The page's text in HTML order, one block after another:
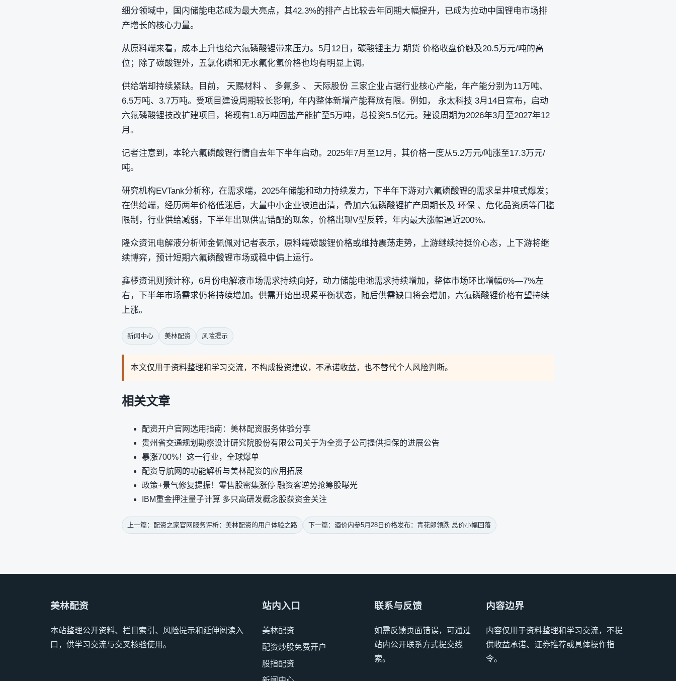
细分领域中，国内储能电芯成为最大亮点，其42.3%的排产占比较去年同期大幅提升，已成为拉动中国锂电市场排
产增长的核心力量。
从原料端来看，成本上升也给六氟磷酸锂带来压力。5月12日，碳酸锂主力 期货 价格收盘价触及20.5万元/吨的高
位；除了碳酸锂外，五氯化磷和无水氟化氢价格也均有明显上调。
供给端却持续紧缺。目前， 天赐材料 、 多氟多 、 天际股份 三家企业占据行业核心产能，年产能分别为11万吨、
6.5万吨、3.7万吨。受项目建设周期较长影响，年内整体新增产能释放有限。例如， 永太科技 3月14日宣布，启动
六氟磷酸锂技改扩建项目，将现有1.8万吨固盐产能扩至5万吨，总投资5.5亿元。建设周期为2026年3月至2027年12
月。
记者注意到，本轮六氟磷酸锂行情自去年下半年启动。2025年7月至12月，其价格一度从5.2万元/吨涨至17.3万元/
吨。
研究机构EVTank分析称，在需求端，2025年储能和动力持续发力，下半年下游对六氟磷酸锂的需求呈井喷式爆发；
在供给端，经历两年价格低迷后，大量中小企业被迫出清，叠加六氟磷酸锂扩产周期长及 环保 、危化品资质等门槛
限制，行业供给减弱，下半年出现供需错配的现象，价格出现V型反转，年内最大涨幅逼近200%。
隆众资讯电解液分析师金佩佩对记者表示，原料端碳酸锂价格或维持震荡走势，上游继续持挺价心态，上下游将继
续博弈，预计短期六氟磷酸锂市场或稳中偏上运行。
鑫椤资讯则预计称，6月份电解液市场需求持续向好，动力储能电池需求持续增加，整体市场环比增幅6%—7%左
右，下半年市场需求仍将持续增加。供需开始出现紧平衡状态，随后供需缺口将会增加，六氟磷酸锂价格有望持续
上涨。
新闻中心 美林配资 风险提示
本文仅用于资料整理和学习交流，不构成投资建议，不承诺收益，也不替代个人风险判断。
相关文章
配资开户官网选用指南：美林配资服务体验分享
贵州省交通规划勘察设计研究院股份有限公司关于为全资子公司提供担保的进展公告
暴涨700%！这一行业，全球爆单
配资导航网的功能解析与美林配资的应用拓展
政策+景气修复提振！零售股密集涨停 融资客逆势抢筹股曝光
IBM重金押注量子计算 多只高研发概念股获资金关注
上一篇：配资之家官网服务评析：美林配资的用户体验之路 下一篇：酒价内参5月28日价格发布：青花郎领跌 总价小幅回落
美林配资
本站整理公开资料、栏目索引、风险提示和延伸阅读入
口，供学习交流与交叉核验使用。
站内入口
美林配资
配资炒股免费开户
股指配资
联系与反馈
如需反馈页面错误，可通过
站内公开联系方式提交线
索。
内容边界
内容仅用于资料整理和学习交流，不提
供收益承诺、证券推荐或具体操作指
令。